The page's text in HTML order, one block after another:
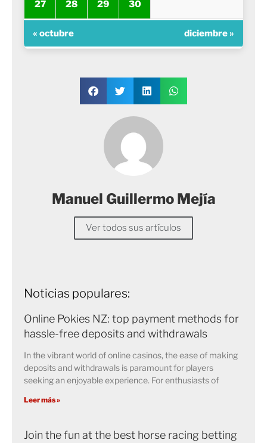
27 28 29 30
« octubre diciembre »
Manuel Guillermo Mejía
Ver todos sus artículos
Noticias populares:
Online Pokies NZ: top payment methods for
hassle-free deposits and withdrawals
In the vibrant world of online casinos, the ease of making
deposits and withdrawals is paramount for players
seeking an enjoyable experience. For enthusiasts of
Leer más »
Join the fun at the best horse racing betting